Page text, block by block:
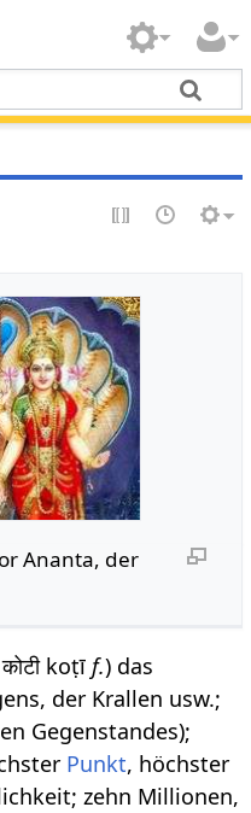
Ananta, der
koṭīf.) das
der Krallen usw.;
Gegenstandes);
Punkt, höchster
zehn Millionen,